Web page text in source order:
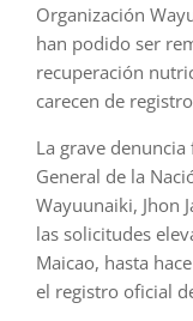
Organización
han podido ser
recuperación
carecen de
La grave
General de la
Wayuunaiki, Jhon
las solicitudes
Maicao, hasta
el registro oficial